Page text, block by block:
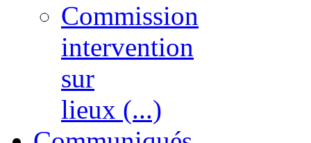
Commission
intervention
sur
lieux (...)